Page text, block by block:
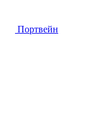
Портвейн